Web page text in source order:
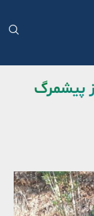
پیشمرگ